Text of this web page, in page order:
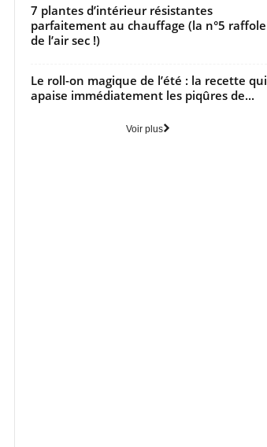
7 plantes d’intérieur résistantes
parfaitement au chauffage (la n°5 raffole
de l’air sec !)
Le roll-on magique de l’été : la recette qui
apaise immédiatement les piqûres de...
Voir plus